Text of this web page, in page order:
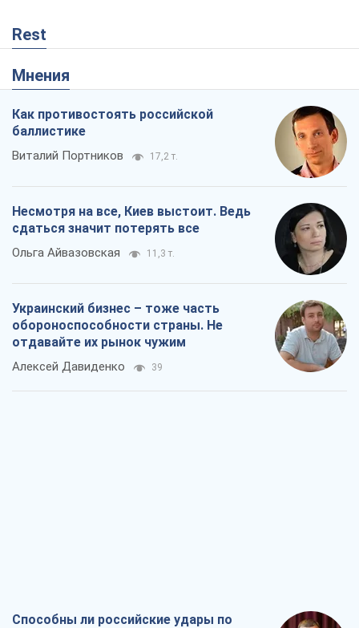
Rest
Мнения
Как противостоять российской
баллистике
Виталий Портников 17,2 т.
Несмотря на все, Киев выстоит. Ведь
сдаться значит потерять все
Ольга Айвазовская 11,3 т.
Украинский бизнес – тоже часть
обороноспособности страны. Не
отдавайте их рынок чужим
Алексей Давиденко 39
Способны ли российские удары по